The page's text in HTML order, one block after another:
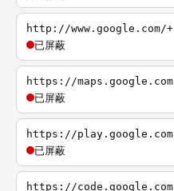
http://www.google.com/+
已屏蔽
https://maps.google.com
已屏蔽
https://play.google.com
已屏蔽
https://code.google.com